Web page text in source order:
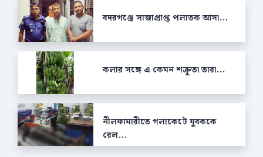
বদরগঞ্জে সাজাপ্রাপ্ত পলাতক আসা...
কলার সঙ্গে এ কেমন শক্রুতা তারা...
নীলফামারীতে গলাকেটে যুবককে
রেল...